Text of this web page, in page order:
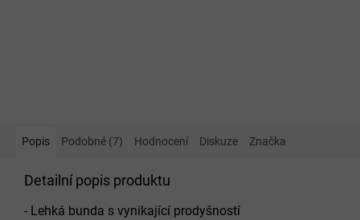
Popis Podobné (7) Hodnocení Diskuze Značka
Detailní popis produktu
- Lehká bunda s vynikající prodyšností